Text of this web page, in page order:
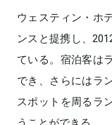
ウェスティン・ホ
ンスと提携し、
ている。宿泊客は
でき、さらにはラ
スポットを周るラ